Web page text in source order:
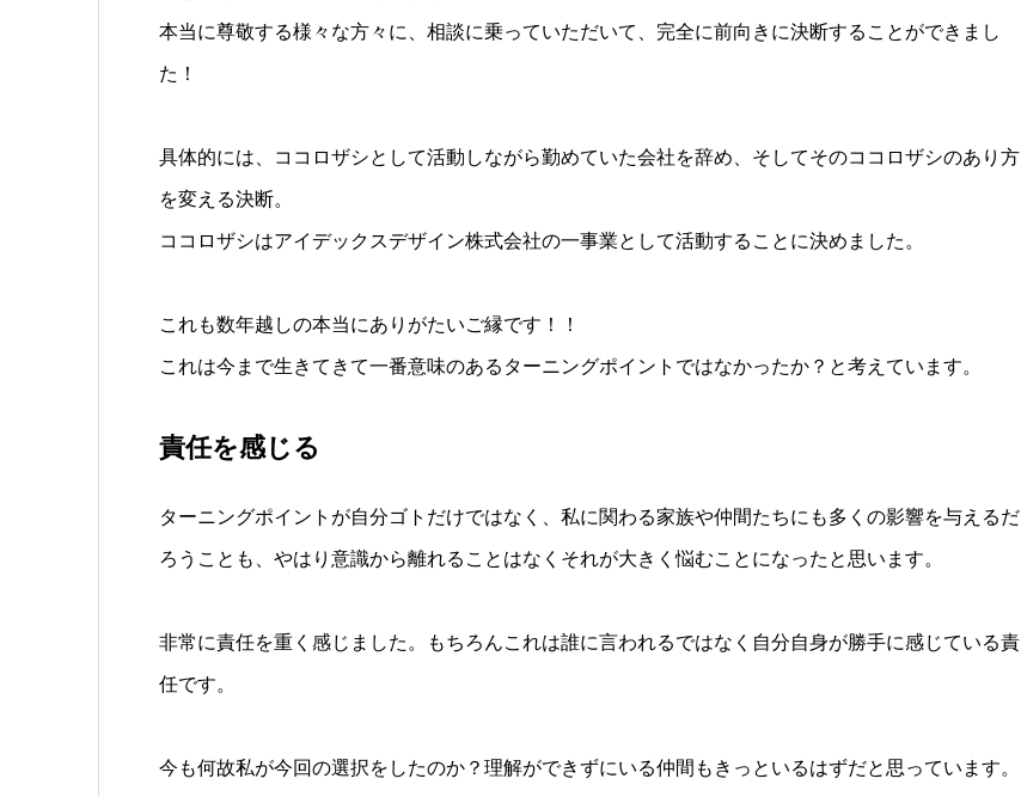
本当に尊敬する様々な方々に、相談に乗っていただいて、完全に前向きに決断することができまし
た！
具体的には、ココロザシとして活動しながら勤めていた会社を辞め、そしてそのココロザシのあり方
を変える決断。
ココロザシはアイデックスデザイン株式会社の一事業として活動することに決めました。
これも数年越しの本当にありがたいご縁です！！
これは今まで生きてきて一番意味のあるターニングポイントではなかったか？と考えています。
責任を感じる
ターニングポイントが自分ゴトだけではなく、私に関わる家族や仲間たちにも多くの影響を与えるだ
ろうことも、やはり意識から離れることはなくそれが大きく悩むことになったと思います。
非常に責任を重く感じました。もちろんこれは誰に言われるではなく自分自身が勝手に感じている責
任です。
今も何故私が今回の選択をしたのか？理解ができずにいる仲間もきっといるはずだと思っています。